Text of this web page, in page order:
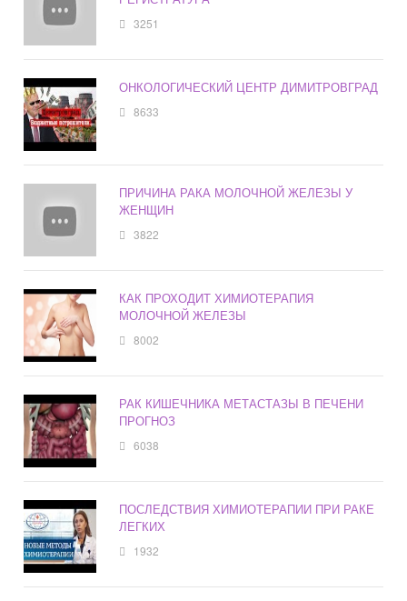
3251
ОНКОЛОГИЧЕСКИЙ ЦЕНТР ДИМИТРОВГРАД
8633
ПРИЧИНА РАКА МОЛОЧНОЙ ЖЕЛЕЗЫ У
ЖЕНЩИН
3822
КАК ПРОХОДИТ ХИМИОТЕРАПИЯ
МОЛОЧНОЙ ЖЕЛЕЗЫ
8002
РАК КИШЕЧНИКА МЕТАСТАЗЫ В ПЕЧЕНИ
ПРОГНОЗ
6038
ПОСЛЕДСТВИЯ ХИМИОТЕРАПИИ ПРИ РАКЕ
ЛЕГКИХ
1932